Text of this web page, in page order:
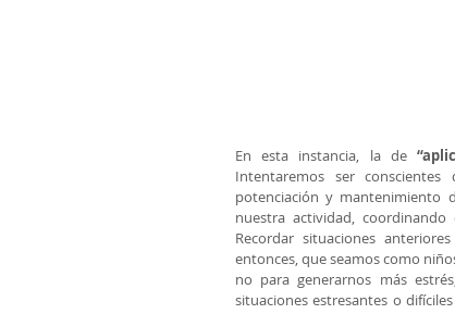
En esta instancia, la de
Intentaremos ser
potenciación y mantenimiento
nuestra actividad,
Recordar situaciones
entonces, que seamos como
no para generarnos más
situaciones estresantes o